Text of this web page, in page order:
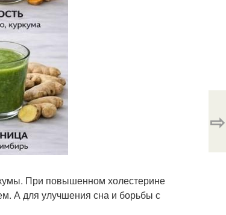
При повышенном холестерине
А для улучшения сна и борьбы с
⇨